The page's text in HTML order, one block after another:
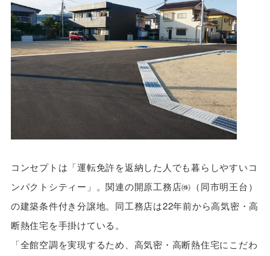
コンセプトは「運転免許を返納した人でも暮らしやすいコ
ンパクトシティー」。関連の開原工務店㈱（同市明王台）
の建築条件付き分譲地。同工務店は22年前から高気密・高
断熱住宅を手掛けている。
「全館空調を実現するため、高気密・高断熱住宅にこだわ